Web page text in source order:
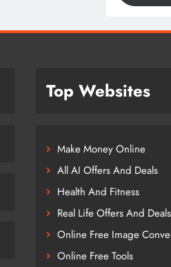
Top Websites
Make Money Online
All AI Offers And Deals
Health And Fitness
Real Life Offers And Deals
Online Free Image
Online Free Tools